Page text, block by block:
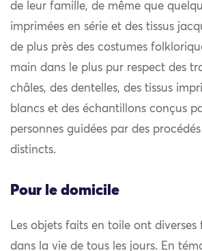
de leur famille, de même que
imprimées en série et des tissus
de plus près des costumes
main dans le plus pur respect des
châles, des dentelles, des tissus
blancs et des échantillons conçus
personnes guidées par des
distincts.
Pour le domicile
Les objets faits en toile ont diverses
dans la vie de tous les jours. En